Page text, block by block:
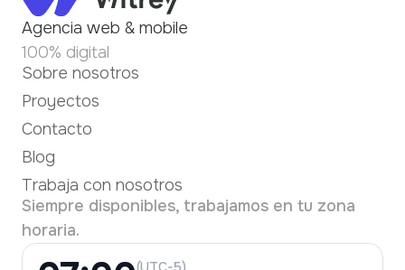
Agencia web & mobile
100% digital
Sobre nosotros
Proyectos
Contacto
Blog
Trabaja con nosotros
Siempre disponibles, trabajamos en tu zona
horaria.